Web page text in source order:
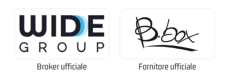
Broker ufficiale Fornitore ufficiale